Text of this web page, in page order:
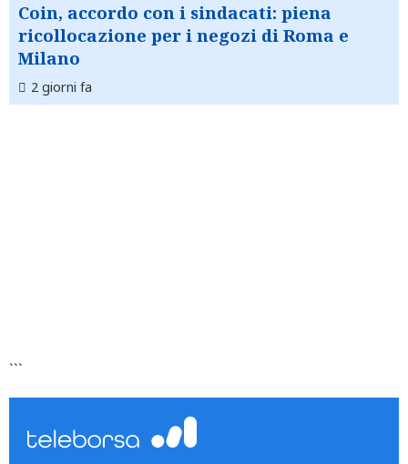
Coin, accordo con i sindacati: piena
ricollocazione per i negozi di Roma e
Milano
2 giorni fa
```